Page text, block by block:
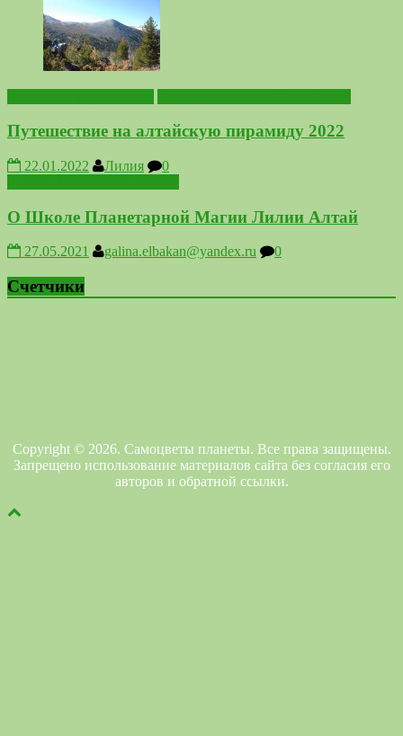
Путешествие на алтайскую пирамиду 2022
22.01.2022 Лилия
0
О Школе Планетарной Магии Лилии Алтай
27.05.2021 galina.elbakan@yandex.ru 0
Счетчики
Copyright © 2026. Самоцветы планеты. Все права защищены.
Запрещено использование материалов сайта без согласия его
авторов и обратной ссылки.